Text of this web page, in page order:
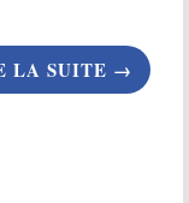
LA SUITE →